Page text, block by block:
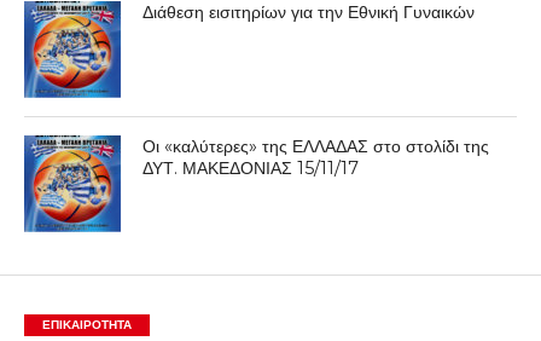
Διάθεση εισιτηρίων για την Εθνική Γυναικών
Οι «καλύτερες» της ΕΛΛΑΔΑΣ στο στολίδι της
ΔΥΤ. ΜΑΚΕΔΟΝΙΑΣ 15/11/17
ΕΠΙΚΑΙΡΟΤΗΤΑ